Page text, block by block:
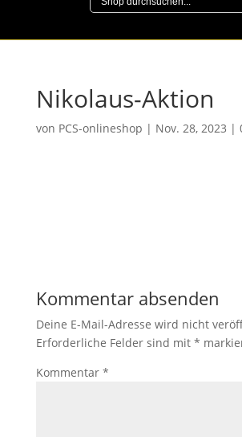
Nikolaus-Aktion
von PCS-onlineshop | Nov. 28, 2023 |
Kommentar absenden
Deine E-Mail-Adresse wird nicht
Erforderliche Felder sind mit *
Kommentar *